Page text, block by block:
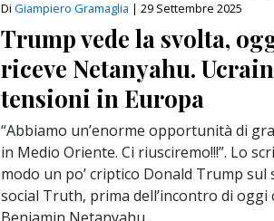
Di Giampiero Gramaglia | 29 Settembre 2025
Trump vede la svolta,
riceve Netanyahu.
tensioni in Europa
“Abbiamo un’enorme opportunità di
in Medio Oriente. Ci riusciremo!!!”. Lo
modo un po’ criptico Donald Trump sul
social Truth, prima dell’incontro di oggi
Benjamin Netanyahu.